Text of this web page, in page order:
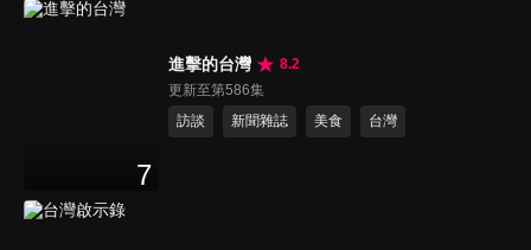
7
進擊的台灣
8.2
更新至第586集
訪談
新聞雜誌 美食 台灣